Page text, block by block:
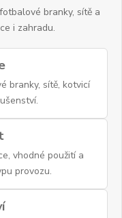
branky, sítě a
i zahradu.
branky, sítě, kotvicí
vhodné použití a
provozu.